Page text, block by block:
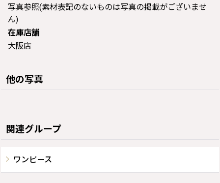
写真参照(素材表記のないものは写真の掲載がございませ
ん)
在庫店舗
大阪店
他の写真
関連グループ
ワンピース